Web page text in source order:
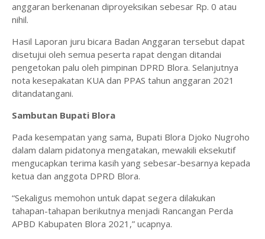
anggaran berkenanan diproyeksikan sebesar Rp. 0 atau
nihil.
Hasil Laporan juru bicara Badan Anggaran tersebut dapat
disetujui oleh semua peserta rapat dengan ditandai
pengetokan palu oleh pimpinan DPRD Blora. Selanjutnya
nota kesepakatan KUA dan PPAS tahun anggaran 2021
ditandatangani.
Sambutan Bupati Blora
Pada kesempatan yang sama, Bupati Blora Djoko Nugroho
dalam dalam pidatonya mengatakan, mewakili eksekutif
mengucapkan terima kasih yang sebesar-besarnya kepada
ketua dan anggota DPRD Blora.
“Sekaligus memohon untuk dapat segera dilakukan
tahapan-tahapan berikutnya menjadi Rancangan Perda
APBD Kabupaten Blora 2021,” ucapnya.